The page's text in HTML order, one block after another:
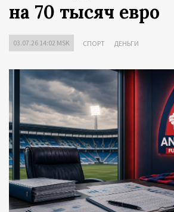
на 70 тысяч евро
03.07.26 14:02 MSK СПОРТ ДЕНЬГИ